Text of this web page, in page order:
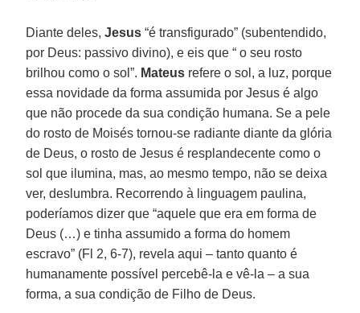
Diante deles,Jesus “é transfigurado” (subentendido,
por Deus: passivo divino), e eis que “ o seu rosto
brilhou como o sol”. Mateus refere o sol, a luz, porque
essa novidade da forma assumida por Jesus é algo
que não procede da sua condição humana. Se a pele
do rosto de Moisés tornou-se radiante diante da glória
de Deus, o rosto de Jesus é resplandecente como o
sol que ilumina, mas, ao mesmo tempo, não se deixa
ver, deslumbra. Recorrendo à linguagem paulina,
poderíamos dizer que “aquele que era em forma de
Deus (…) e tinha assumido a forma do homem
escravo” (Fl 2, 6-7), revela aqui – tanto quanto é
humanamente possível percebê-la e vê-la – a sua
forma, a sua condição de Filho de Deus.